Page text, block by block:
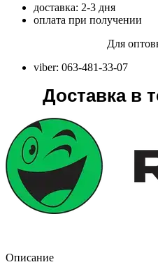
доставка: 2-3 дня
оплата при получении
Для
viber: 063-481-33-07
Доставка в
Описание